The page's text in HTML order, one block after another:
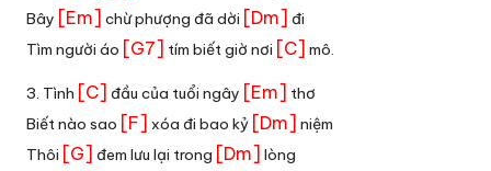
Bây [Em] chừ phượng đã dời [Dm] đi
Tìm người áo [G7] tím biết giờ nơi [C] mô.
3. Tình [C] đầu của tuổi ngây [Em] thơ
Biết nào sao [F] xóa đi bao kỷ [Dm] niệm
Thôi [G] đem lưu lại trong [Dm] lòng